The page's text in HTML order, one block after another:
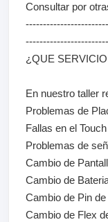
Consultar por
¿QUE
En nuestro taller
Problemas de
Fallas en el
Problemas de
Cambio de
Cambio de
Cambio de Pin
Cambio de Flex